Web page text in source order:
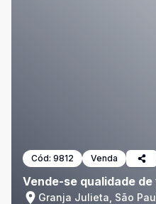
Cód: 9812 Venda
Vende-se qualidade
Granja Julieta, São